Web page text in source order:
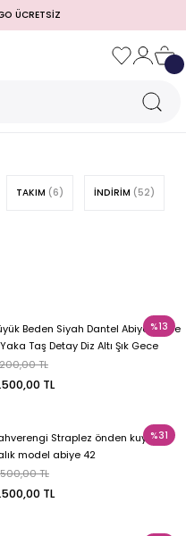
ÜCRETSİZ
TAKIM (6) İNDİRİM (52)
%13
Beden Siyah Dantel Abiye Elbise
Taş Detay Diz Altı Şık Gece
52
TL
TL
%31
Straplez önden kuyruklu
model abiye 42
TL
TL